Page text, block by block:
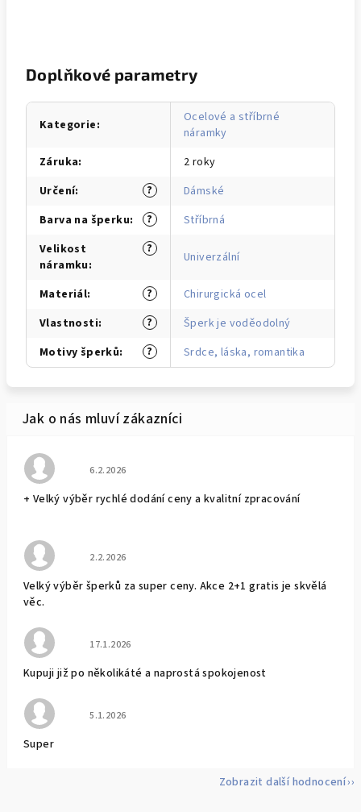
Doplňkové parametry
Kategorie:
Ocelové a stříbrné
náramky
Záruka:
2 roky
?
Určení:
Dámské
?
Barva na šperku:
Stříbrná
?
Velikost
náramku: Univerzální
?
Materiál:
Chirurgická ocel
?
Vlastnosti:
Šperk je voděodolný
?
Motivy šperků: Srdce, láska, romantika
Hodnocení obchodu je 5 z 5 hvězdiček.
6.2.2026
+ Velký výběr rychlé dodání ceny a kvalitní zpracování
Hodnocení obchodu je 5 z 5 hvězdiček.
2.2.2026
Velký výběr šperků za super ceny. Akce 2+1 gratis je skvělá
věc.
Hodnocení obchodu je 5 z 5 hvězdiček.
17.1.2026
Kupuji již po několikáté a naprostá spokojenost
Hodnocení obchodu je 5 z 5 hvězdiček.
5.1.2026
Super
Zobrazit další hodnocení